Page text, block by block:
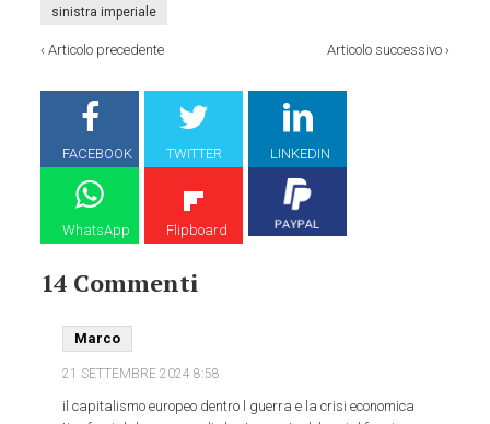
sinistra imperiale
‹Articolo precedente Articolo successivo›
FACEBOOK TWITTER LINKEDIN
WhatsApp Flipboard
14 Commenti
Marco
21 SETTEMBRE 20248:58
il capitalismo europeo dentro l guerra e la crisi economica